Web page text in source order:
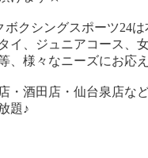
ボクシングスポーツ24
イ、ジュニアコース、
、様々なニーズにお応
・酒田店・仙台泉店な
題♪